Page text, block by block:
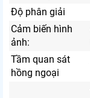
Độ phân giải
Cảm biến hình
ảnh:
Tầm quan sát
hồng ngoại